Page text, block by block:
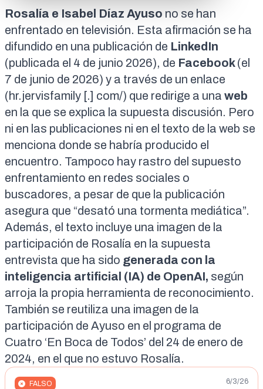
Rosalía e Isabel Díaz Ayuso no se han
enfrentado en televisión. Esta afirmación se ha
difundido en una publicación de LinkedIn
(publicada el 4 de junio 2026), de Facebook (el
7 de junio de 2026) y a través de un enlace
(hr.jervisfamily [.] com/) que redirige a una web
en la que se explica la supuesta discusión. Pero
ni en las publicaciones ni en el texto de la web se
menciona donde se habría producido el
encuentro. Tampoco hay rastro del supuesto
enfrentamiento en redes sociales o
buscadores, a pesar de que la publicación
asegura que “desató una tormenta mediática”.
Además, el texto incluye una imagen de la
participación de Rosalía en la supuesta
entrevista que ha sido generada con la
inteligencia artificial (IA) de OpenAI, según
arroja la propia herramienta de reconocimiento.
También se reutiliza una imagen de la
participación de Ayuso en el programa de
Cuatro ‘En Boca de Todos’ del 24 de enero de
2024, en el que no estuvo Rosalía.
FALSO 6/3/26